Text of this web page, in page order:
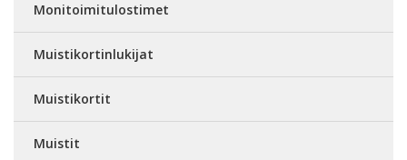
Monitoimitulostimet
Muistikortinlukijat
Muistikortit
Muistit